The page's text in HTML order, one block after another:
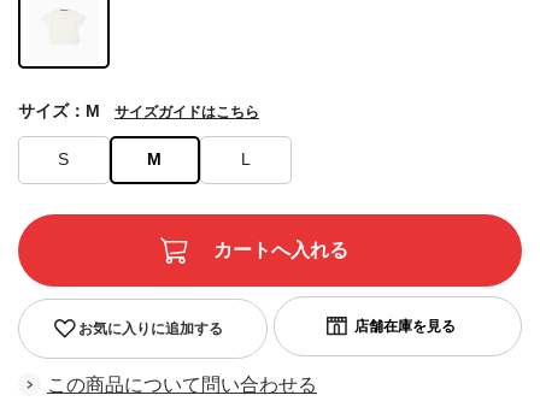
S M L
サイズ：M サイズガイドはこちら
お気に入りに追加する
この商品について問い合わせる